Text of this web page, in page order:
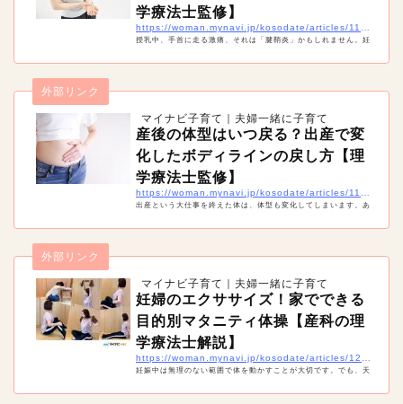
学療法士監修】
https://woman.mynavi.jp/kosodate/articles/11420
授乳中、手首に走る激痛、それは「腱鞘炎」かもしれません。妊
マイナビ子育て｜夫婦一緒に子育て
外部リンク
産後の体型はいつ戻る？出産で変
化したボディラインの戻し方【理
学療法士監修】
https://woman.mynavi.jp/kosodate/articles/11428
出産という大仕事を終えた体は、体型も変化してしまいます。あ
マイナビ子育て｜夫婦一緒に子育て
外部リンク
妊婦のエクササイズ！家でできる
目的別マタニティ体操【産科の理
学療法士解説】
https://woman.mynavi.jp/kosodate/articles/12263
妊娠中は無理のない範囲で体を動かすことが大切です。でも、天